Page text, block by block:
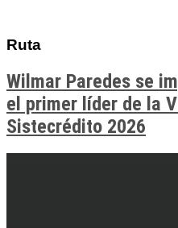
Ruta
Wilmar Paredes se
el primer líder de la
Sistecrédito 2026